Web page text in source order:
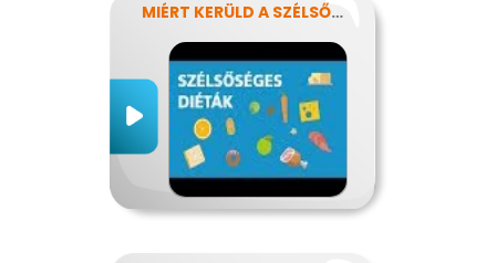
MIÉRT KERÜLD A SZÉLSŐSÉGES DIÉTÁKAT?